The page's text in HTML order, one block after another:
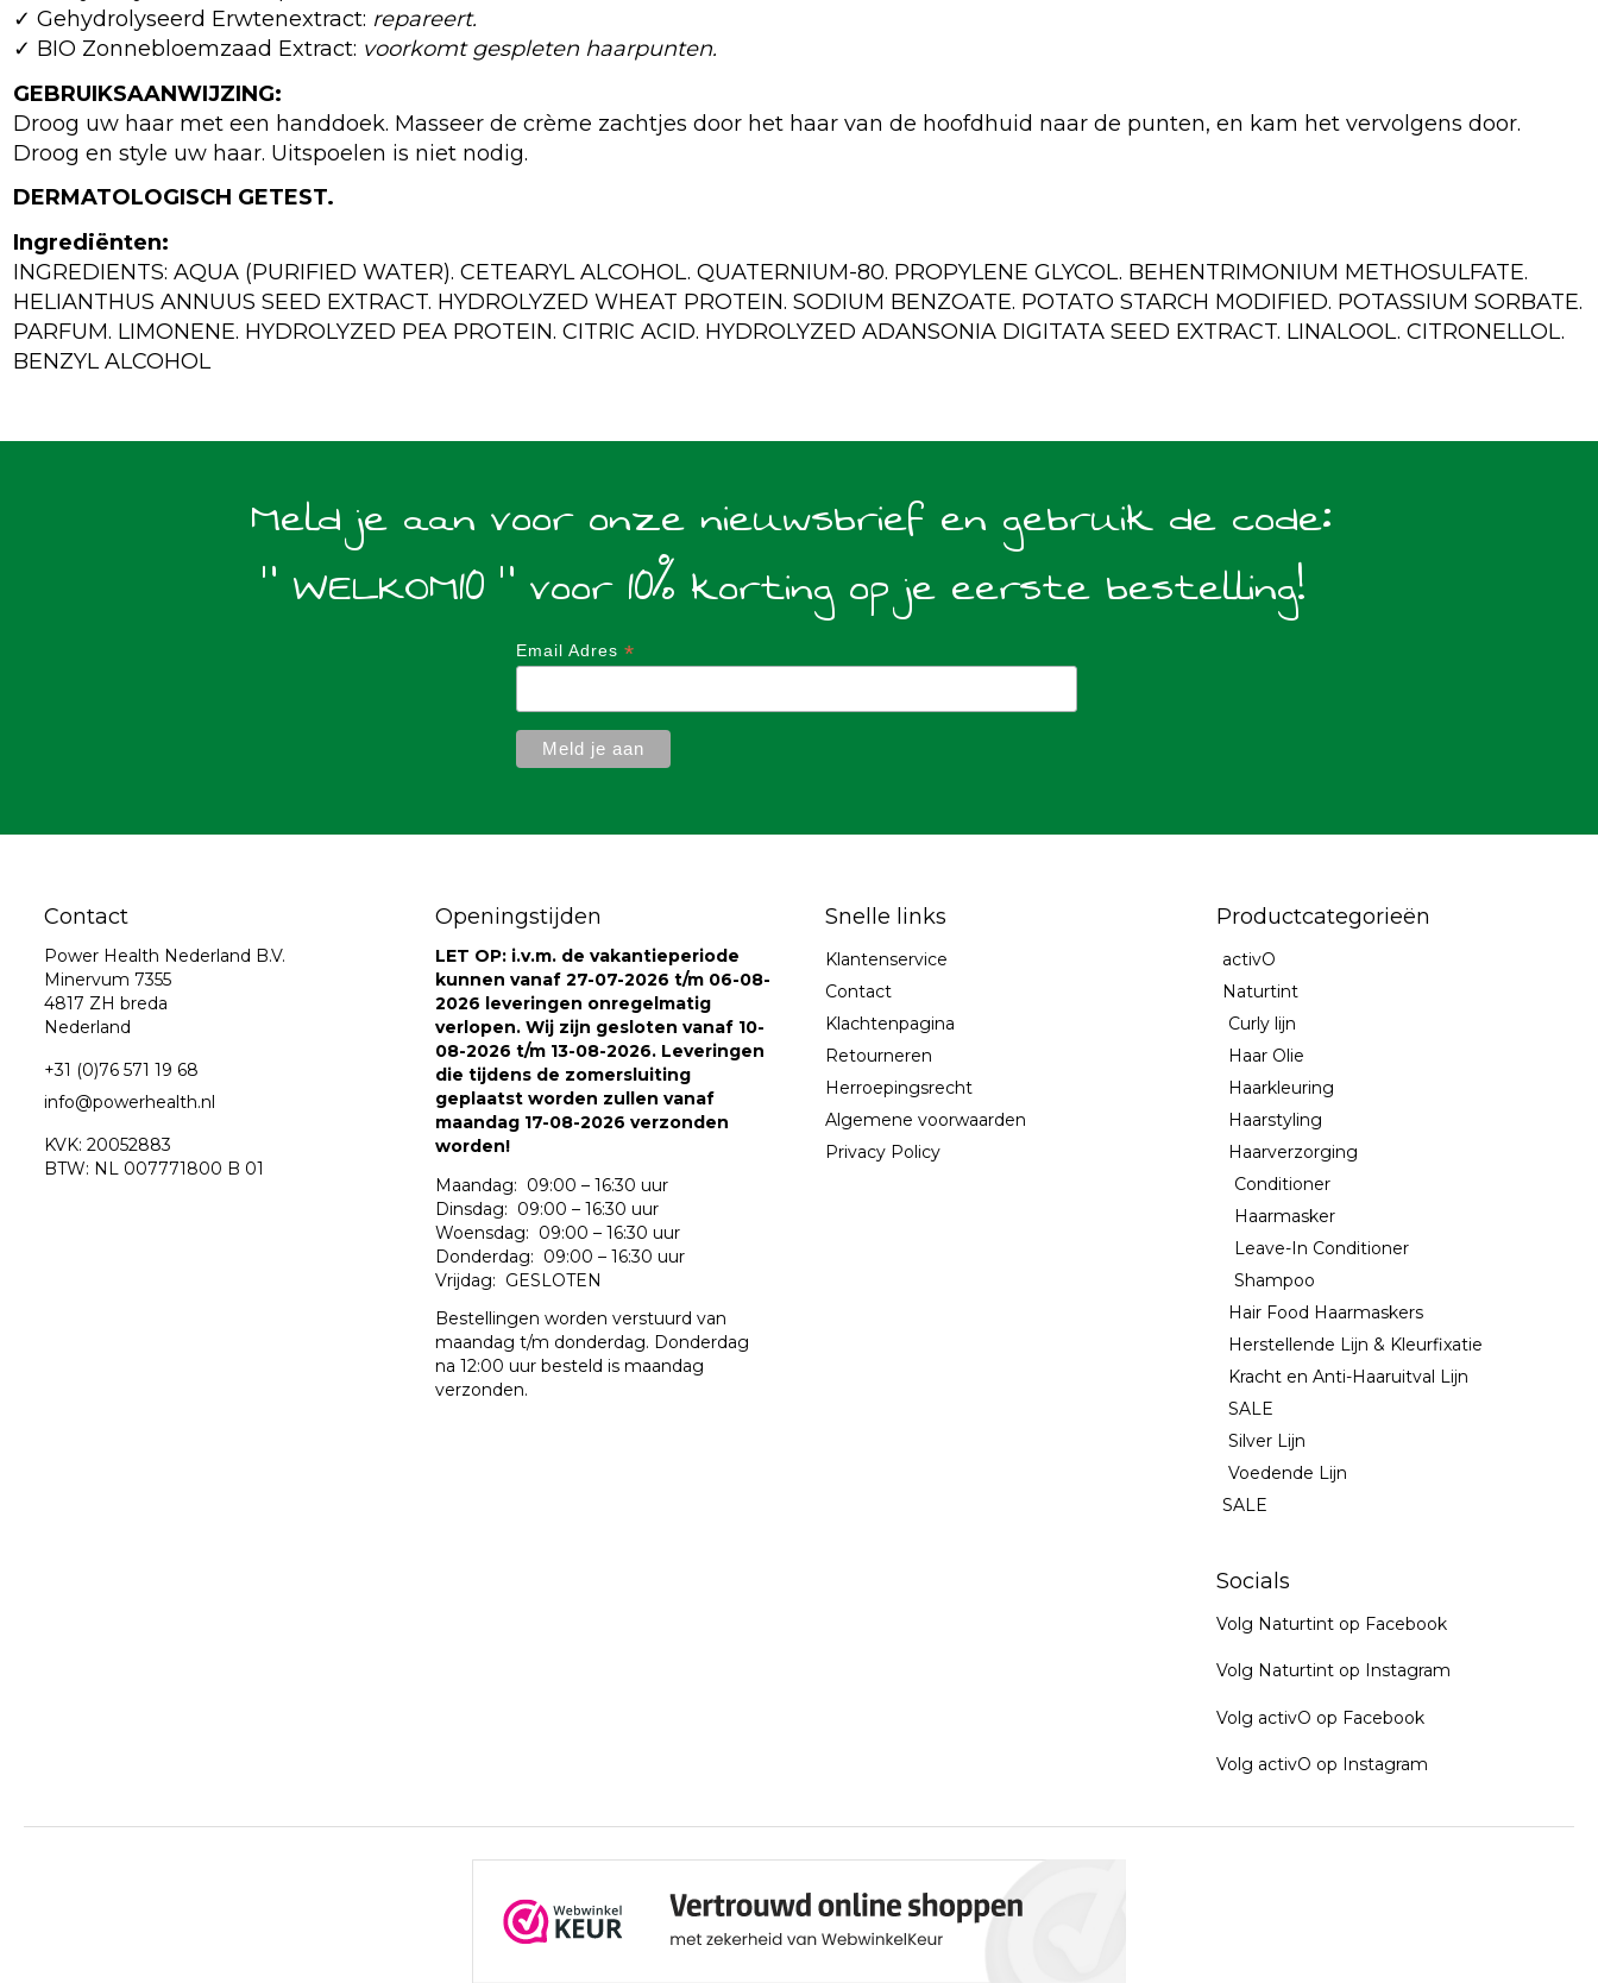
✓ Gehydrolyseerd Erwtenextract: repareert.
✓ BIO Zonnebloemzaad Extract: voorkomt gespleten haarpunten.
GEBRUIKSAANWIJZING:
Droog uw haar met een handdoek. Masseer de crème zachtjes door het haar van de hoofdhuid naar de punten, en kam het vervolgens door.
Droog en style uw haar. Uitspoelen is niet nodig.
DERMATOLOGISCH GETEST.
Ingrediënten:
INGREDIENTS: AQUA (PURIFIED WATER). CETEARYL ALCOHOL. QUATERNIUM-80. PROPYLENE GLYCOL. BEHENTRIMONIUM METHOSULFATE.
HELIANTHUS ANNUUS SEED EXTRACT. HYDROLYZED WHEAT PROTEIN. SODIUM BENZOATE. POTATO STARCH MODIFIED. POTASSIUM SORBATE.
PARFUM. LIMONENE. HYDROLYZED PEA PROTEIN. CITRIC ACID. HYDROLYZED ADANSONIA DIGITATA SEED EXTRACT. LINALOOL. CITRONELLOL.
BENZYL ALCOHOL
Meld je aan voor onze nieuwsbrief en gebruik de code:
" WELKOM10 " voor 10% korting op je eerste bestelling!
Email Adres *
Contact
Power Health Nederland B.V.
Minervum 7355
4817 ZH breda
Nederland
+31 (0)76 571 19 68
info@powerhealth.nl
KVK: 20052883
BTW: NL 007771800 B 01
Openingstijden
LET OP: i.v.m. de vakantieperiode
kunnen vanaf 27-07-2026 t/m 06-08-
2026 leveringen onregelmatig
verlopen. Wij zijn gesloten vanaf 10-
08-2026 t/m 13-08-2026. Leveringen
die tijdens de zomersluiting
geplaatst worden zullen vanaf
maandag 17-08-2026 verzonden
worden!
Maandag: 09:00 – 16:30 uur
Dinsdag: 09:00 – 16:30 uur
Woensdag: 09:00 – 16:30 uur
Donderdag: 09:00 – 16:30 uur
Vrijdag: GESLOTEN
Bestellingen worden verstuurd van
maandag t/m donderdag. Donderdag
na 12:00 uur besteld is maandag
verzonden.
Snelle links
Klantenservice
Contact
Klachtenpagina
Retourneren
Herroepingsrecht
Algemene voorwaarden
Privacy Policy
Productcategorieën
activO
Naturtint
Curly lijn
Haar Olie
Haarkleuring
Haarstyling
Haarverzorging
Conditioner
Haarmasker
Leave-In Conditioner
Shampoo
Hair Food Haarmaskers
Herstellende Lijn & Kleurfixatie
Kracht en Anti-Haaruitval Lijn
SALE
Silver Lijn
Voedende Lijn
SALE
Socials
Volg Naturtint op Facebook
Volg Naturtint op Instagram
Volg activO op Facebook
Volg activO op Instagram